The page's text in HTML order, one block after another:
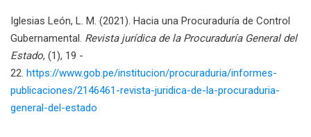
Iglesias León, L. M. (2021). Hacia una Procuraduría de Control
Gubernamental. Revista jurídica de la Procuraduría General del
Estado, (1), 19 -
22. https://www.gob.pe/institucion/procuraduria/informes-
publicaciones/2146461-revista-juridica-de-la-procuraduria-
general-del-estado